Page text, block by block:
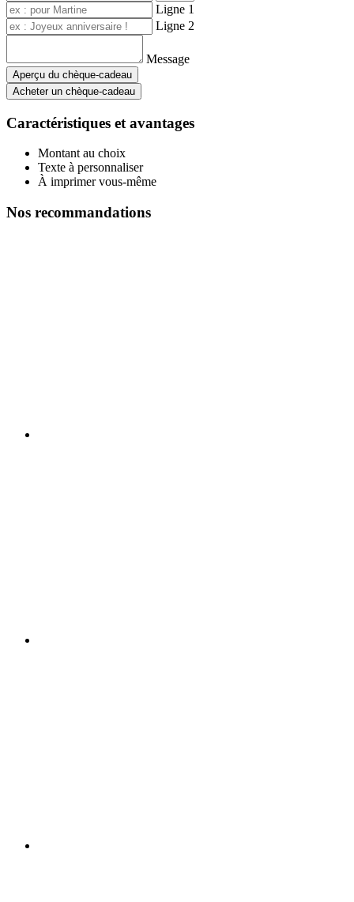
Ligne 1
Ligne 2
Message
Aperçu du chèque-cadeau
Acheter un chèque-cadeau
Caractéristiques et avantages
Montant au choix
Texte à personnaliser
À imprimer vous-même
Nos recommandations